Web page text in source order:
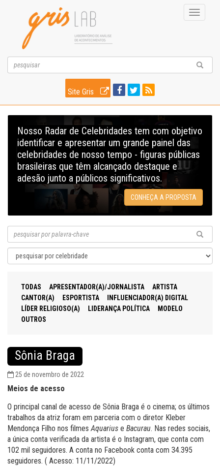
Toggle
Site Gris
Nosso Radar de Celebridades tem com objetivo
identificar e apresentar um grande painel das
celebridades de nosso tempo - figuras públicas
brasileiras que têm alcançado destaque e
adesão junto a públicos significativos.
CONHEÇA A PROPOSTA
TODAS APRESENTADOR(A)/JORNALISTA
ARTISTA
CANTOR(A)
ESPORTISTA
INFLUENCIADOR(A) DIGITAL
LÍDER RELIGIOSO(A)
LIDERANÇA POLÍTICA
MODELO
OUTROS
Sônia Braga
25 de novembro de 2022
Meios de acesso
O principal canal de acesso de Sônia Braga é o cinema; os últimos
trabalhos da atriz foram em parceria com o diretor Kleber
Mendonça Filho nos filmes Aquarius e Bacurau. Nas redes sociais,
a única conta verificada da artista é o Instagram, que conta com
102 mil seguidores. A conta no Facebook conta com 34.395
seguidores. ( Acesso: 11/11/2022)